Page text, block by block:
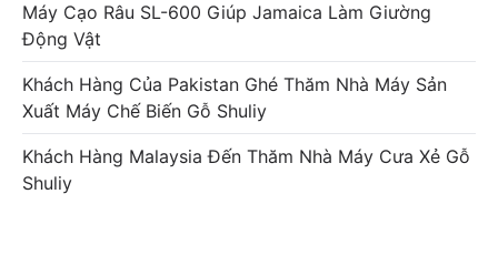
Máy Cạo Râu SL-600 Giúp Jamaica Làm Giường
Động Vật
Khách Hàng Của Pakistan Ghé Thăm Nhà Máy Sản
Xuất Máy Chế Biến Gỗ Shuliy
Khách Hàng Malaysia Đến Thăm Nhà Máy Cưa Xẻ Gỗ
Shuliy